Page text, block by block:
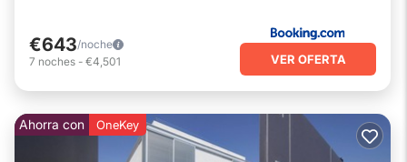
€643/noche
7 noches - €4,501 VER OFERTA
Ahorra con OneKey